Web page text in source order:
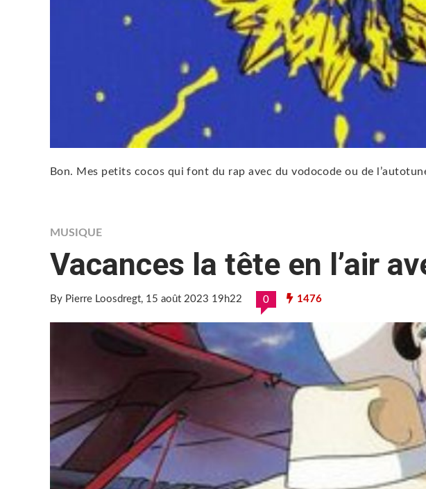
Bon. Mes petits cocos qui font du rap avec du vodocode ou de
MUSIQUE
Vacances la tête en l’air
By Pierre Loosdregt, 15 août 2023 19h22 0 1476